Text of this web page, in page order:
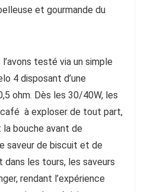
et gourmande du
l’avons testé via un simple
4 disposant d’une
ohm. Dès les 30/40W, les
à exploser de tout part,
bouche avant de
saveur de biscuit et de
dans les tours, les saveurs
rendant l’expérience